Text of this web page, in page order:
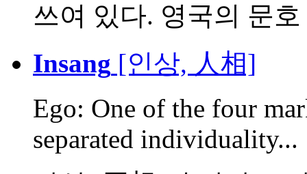
쓰여 있다. 영국의 문
Insang [인상, 人相]
Ego: One of the four
separated individuality...